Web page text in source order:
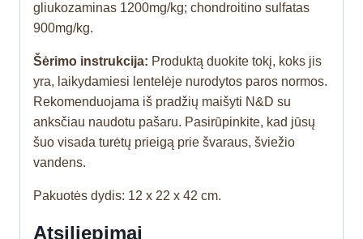
gliukozaminas 1200mg/kg; chondroitino sulfatas
900mg/kg.
Šėrimo instrukcija: Produktą duokite tokį, koks jis
yra, laikydamiesi lentelėje nurodytos paros normos.
Rekomenduojama iš pradžių maišyti N&D su
anksčiau naudotu pašaru. Pasirūpinkite, kad jūsų
šuo visada turėtų prieigą prie švaraus, šviežio
vandens.
Pakuotės dydis: 12 x 22 x 42 cm.
Atsiliepimai